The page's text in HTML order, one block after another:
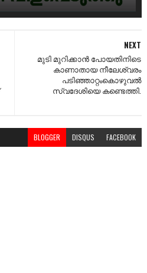
NEXT
മുടി മുറിക്കാൻ പോയതിനിടെ
കാണാതായ നീലേശ്വരം
പടിഞ്ഞാറ്റംകൊഴുവൽ
സ്വദേശിയെ കണ്ടെത്തി.
BLOGGER DISQUS FACEBOOK